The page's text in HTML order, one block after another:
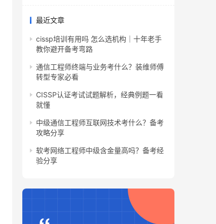
最近文章
cissp培训有用吗 怎么选机构｜十年老手
教你避开备考弯路
通信工程师终端与业务考什么？装维师傅
转型专家必看
CISSP认证考试试题解析，经典例题一看
就懂
中级通信工程师互联网技术考什么？备考
攻略分享
软考网络工程师中级含金量高吗？备考经
验分享